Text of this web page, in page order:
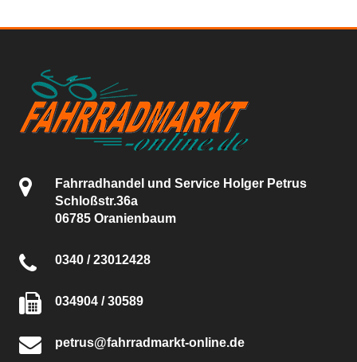
Fahrradhandel und Service Holger Petrus
Schloßstr.36a
06785 Oranienbaum
0340 / 23012428
034904 / 30589
petrus@fahrradmarkt-online.de